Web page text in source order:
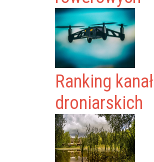
Ranking
droniarskich